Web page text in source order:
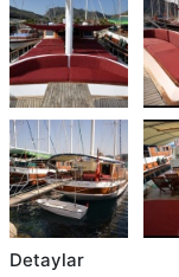
Detaylar